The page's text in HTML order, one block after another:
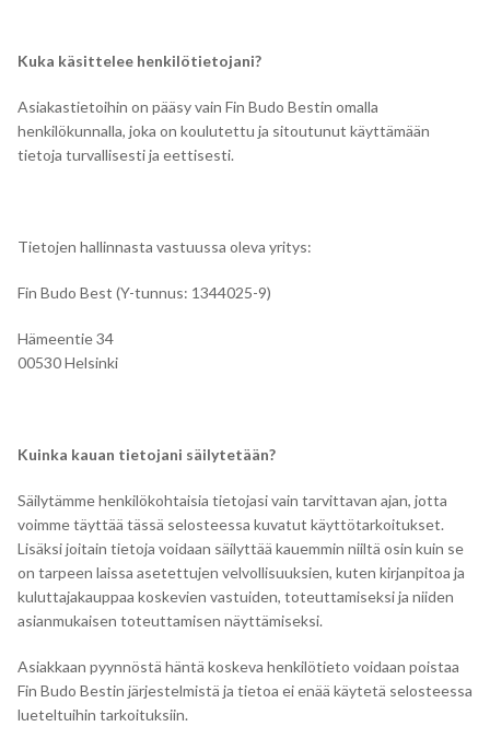
Kuka käsittelee henkilötietojani?
Asiakastietoihin on pääsy vain Fin Budo Bestin omalla
henkilökunnalla, joka on koulutettu ja sitoutunut käyttämään
tietoja turvallisesti ja eettisesti.
Tietojen hallinnasta vastuussa oleva yritys:
Fin Budo Best (Y-tunnus: 1344025-9)
Hämeentie 34
00530 Helsinki
Kuinka kauan tietojani säilytetään?
Säilytämme henkilökohtaisia tietojasi vain tarvittavan ajan, jotta
voimme täyttää tässä selosteessa kuvatut käyttötarkoitukset.
Lisäksi joitain tietoja voidaan säilyttää kauemmin niiltä osin kuin se
on tarpeen laissa asetettujen velvollisuuksien, kuten kirjanpitoa ja
kuluttajakauppaa koskevien vastuiden, toteuttamiseksi ja niiden
asianmukaisen toteuttamisen näyttämiseksi.
Asiakkaan pyynnöstä häntä koskeva henkilötieto voidaan poistaa
Fin Budo Bestin järjestelmistä ja tietoa ei enää käytetä selosteessa
lueteltuihin tarkoituksiin.